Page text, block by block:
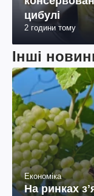
цибулі
2 години тому
Інші
Економіка
На ринках